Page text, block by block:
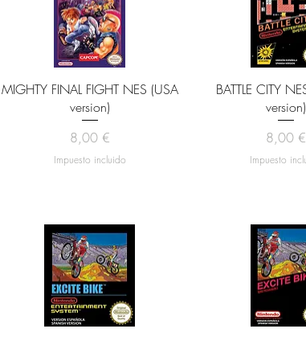
Vista rápida
MIGHTY FINAL FIGHT NES (USA
version)
Precio
8,00 €
Impuesto incluido
Vista
BATTLE CITY
version)
Precio
8,00 €
Impuesto